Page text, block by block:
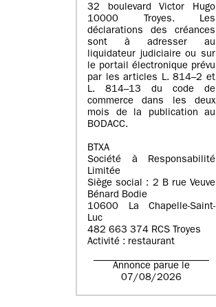
32 boulevard Victor Hugo
10000 Troyes. Les
déclarations des créances
sont à adresser au
liquidateur judiciaire ou sur
le portail électronique prévu
par les articles L. 814–2 et
L. 814–13 du code de
commerce dans les deux
mois de la publication au
BODACC.
BTXA
Société à Responsabilité
Limitée
Siège social : 2 B rue Veuve
Bénard Bodie
10600 La Chapelle-Saint-
Luc
482 663 374 RCS Troyes
Activité : restaurant
Annonce parue le
07/08/2026